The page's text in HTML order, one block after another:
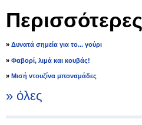
» Δυνατά σημεία για το... γούρι
» Φαβορί, λιμά και κουβάς!
» Μισή ντουζίνα μποναμάδες
» όλες